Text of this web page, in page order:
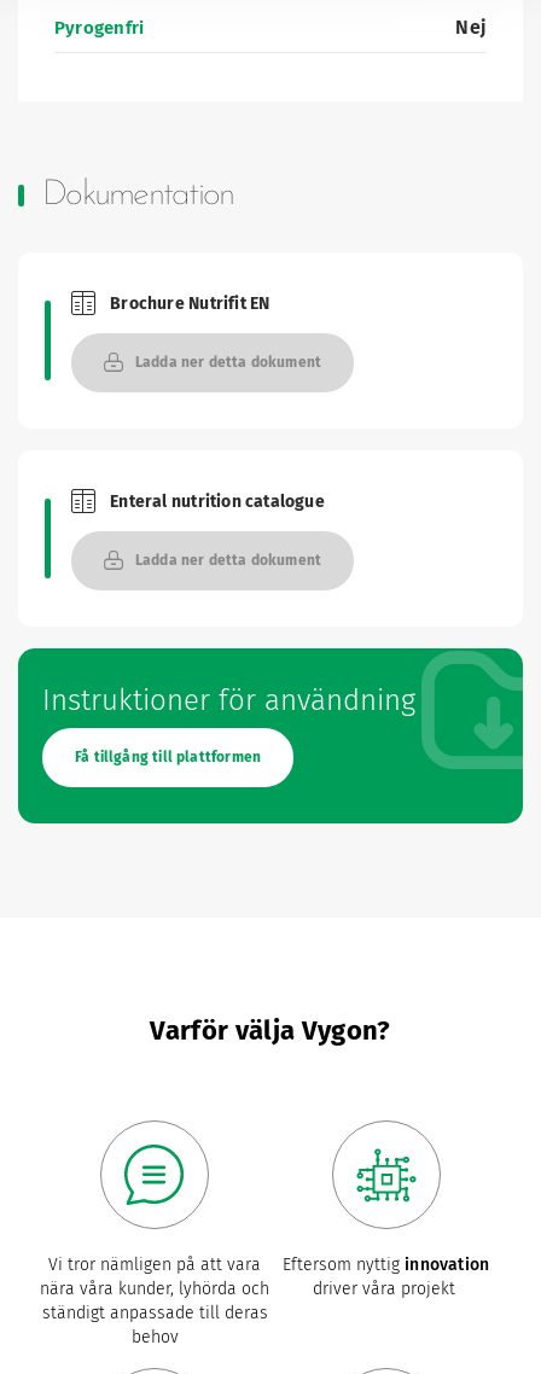
Pyrogenfri Nej
Dokumentation
Brochures and Catalogues
Brochure Nutrifit EN
Ladda ner detta dokument
Brochures and Catalogues
Enteral nutrition catalogue
Ladda ner detta dokument
Instruktioner för användning
Få tillgång till plattformen
Varför välja Vygon?
Vi tror nämligen på att vara
nära våra kunder, lyhörda och
ständigt anpassade till deras
behov
Eftersom nyttiginnovation
driver våra projekt